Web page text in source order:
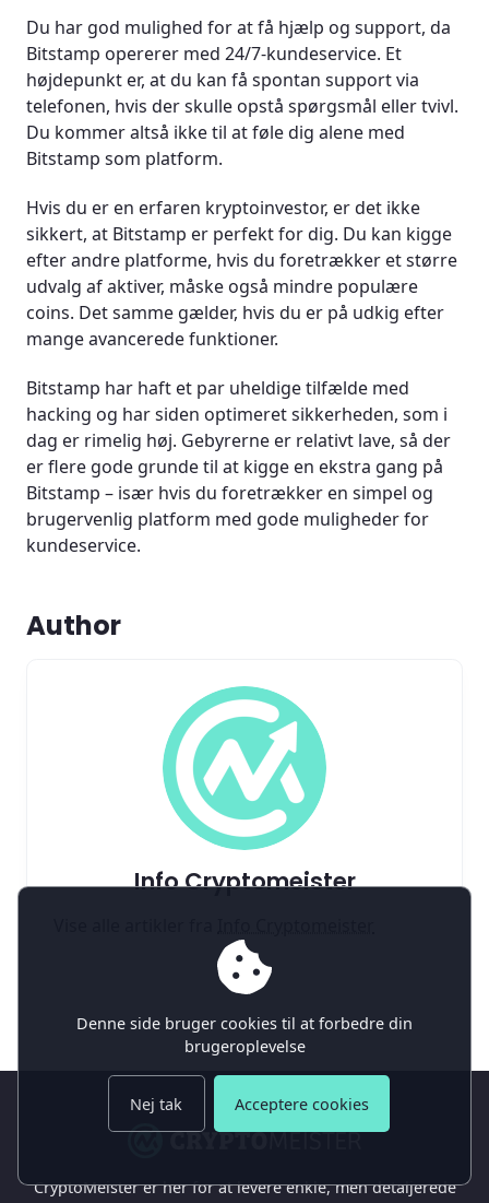
Du har god mulighed for at få hjælp og support, da
Bitstamp opererer med 24/7-kundeservice. Et
højdepunkt er, at du kan få spontan support via
telefonen, hvis der skulle opstå spørgsmål eller tvivl.
Du kommer altså ikke til at føle dig alene med
Bitstamp som platform.
Hvis du er en erfaren kryptoinvestor, er det ikke
sikkert, at Bitstamp er perfekt for dig. Du kan kigge
efter andre platforme, hvis du foretrækker et større
udvalg af aktiver, måske også mindre populære
coins. Det samme gælder, hvis du er på udkig efter
mange avancerede funktioner.
Bitstamp har haft et par uheldige tilfælde med
hacking og har siden optimeret sikkerheden, som i
dag er rimelig høj. Gebyrerne er relativt lave, så der
er flere gode grunde til at kigge en ekstra gang på
Bitstamp – især hvis du foretrækker en simpel og
brugervenlig platform med gode muligheder for
kundeservice.
Author
Info Cryptomeister
CryptoMeister er her for at levere enkle, men detaljerede
Denne side bruger cookies til at forbedre din
brugeroplevelse
Nej tak Acceptere cookies